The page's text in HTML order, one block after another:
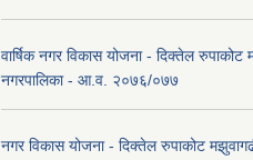
वार्षिक नगर विकास योजना - दिक्तेल रुपाकोट
नगरपालिका - आ.व. २०७६/०७७
नगर विकास योजना - दिक्तेल रुपाकोट